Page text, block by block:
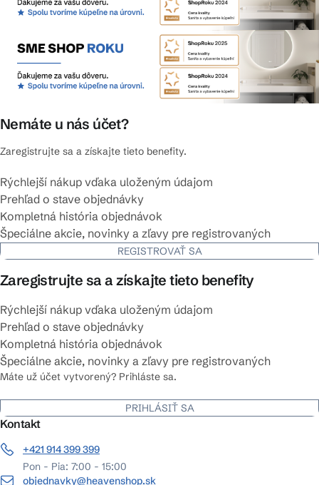
Nemáte u nás účet?
Zaregistrujte sa a získajte tieto benefity.
Rýchlejší nákup vďaka uloženým údajom
Prehľad o stave objednávky
Kompletná história objednávok
Špeciálne akcie, novinky a zľavy pre registrovaných
REGISTROVAŤ SA
Zaregistrujte sa a získajte tieto benefity
Rýchlejší nákup vďaka uloženým údajom
Prehľad o stave objednávky
Kompletná história objednávok
Špeciálne akcie, novinky a zľavy pre registrovaných
Máte už účet vytvorený? Prihláste sa.
PRIHLÁSIŤ SA
Kontakt
+421 914 399 399
Pon - Pia: 7:00 - 15:00
objednavky@heavenshop.sk